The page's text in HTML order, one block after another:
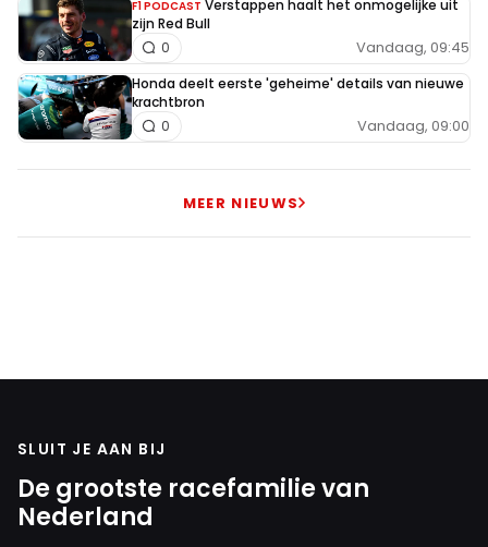
F1 PODCAST Verstappen haalt het onmogelijke uit
zijn Red Bull
Vandaag, 09:45
0
Honda deelt eerste 'geheime' details van nieuwe
krachtbron
Vandaag, 09:00
0
MEER NIEUWS
SLUIT JE AAN BIJ
De grootste racefamilie van
Nederland